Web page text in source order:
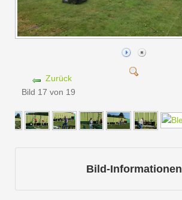
Zurück
Bild 17 von 19
Bild-Informationen